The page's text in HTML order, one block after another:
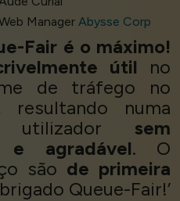
ManagerAbysse Corp
Fair é o máximo!
útil no
de tráfego no
numa
utilizador sem
e agradável. O
são de primeira
Queue-Fair!’